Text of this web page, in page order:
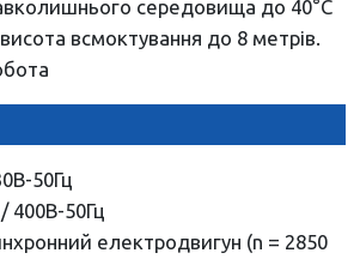
середовища до 40°С
всмоктування до 8 метрів.
50Гц
400В-50Гц
електродвигун (n = 2850